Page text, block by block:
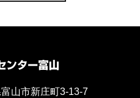
山市新庄町3-13-7